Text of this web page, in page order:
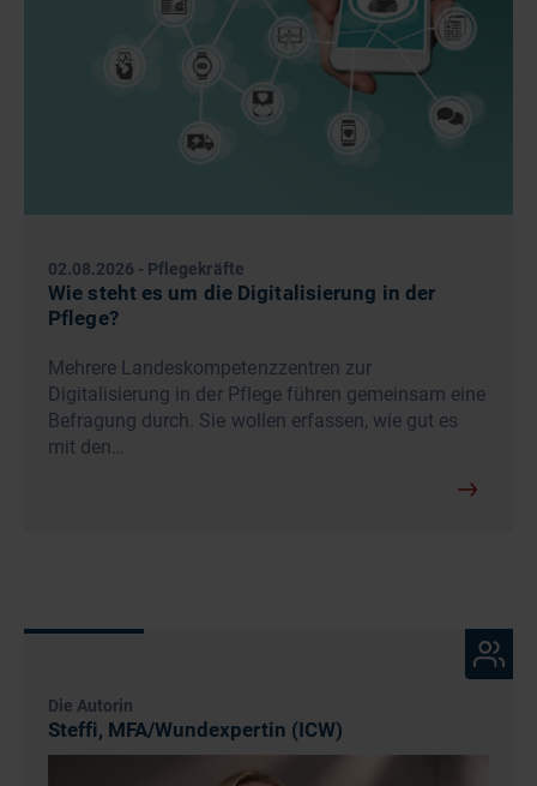
02.08.2026 - Pflegekräfte
Wie steht es um die Digitalisierung in der
Pflege?
Mehrere Landeskompetenzzentren zur
Digitalisierung in der Pflege führen gemeinsam eine
Befragung durch. Sie wollen erfassen, wie gut es
mit den…
Die Autorin
Steffi, MFA/Wundexpertin (ICW)